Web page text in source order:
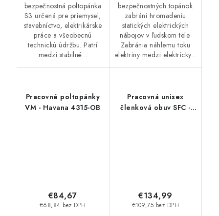
bezpečnostná poltopánka
S3 určená pre priemysel,
stavebníctvo, elektrikárske
práce a všeobecnú
technickú údržbu. Patrí
medzi stabilné...
bezpečnostných topánok
zabráni hromadeniu
statických elektrických
nábojov v ľudskom tele.
Zabránia náhlemu toku
elektriny medzi elektricky...
Pracovné poltopánky
VM - Havana 4315-OB
€68,84 bez DPH
€84,67
Pracovná unisex
členková obuv SFC -
€109,75 bez DPH
€134,99